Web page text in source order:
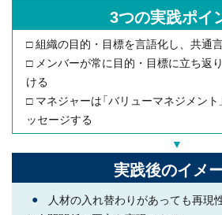
3つの実践ポイ
□ 組織の目的・目標を言語化し、共通
□ メンバーが常に目的・目標に立ち返
ける
□ マネジャーは「バリューマネジメント
ッセージする
▼
実践後のイメ
●
人材の入れ替わりがあっても再現